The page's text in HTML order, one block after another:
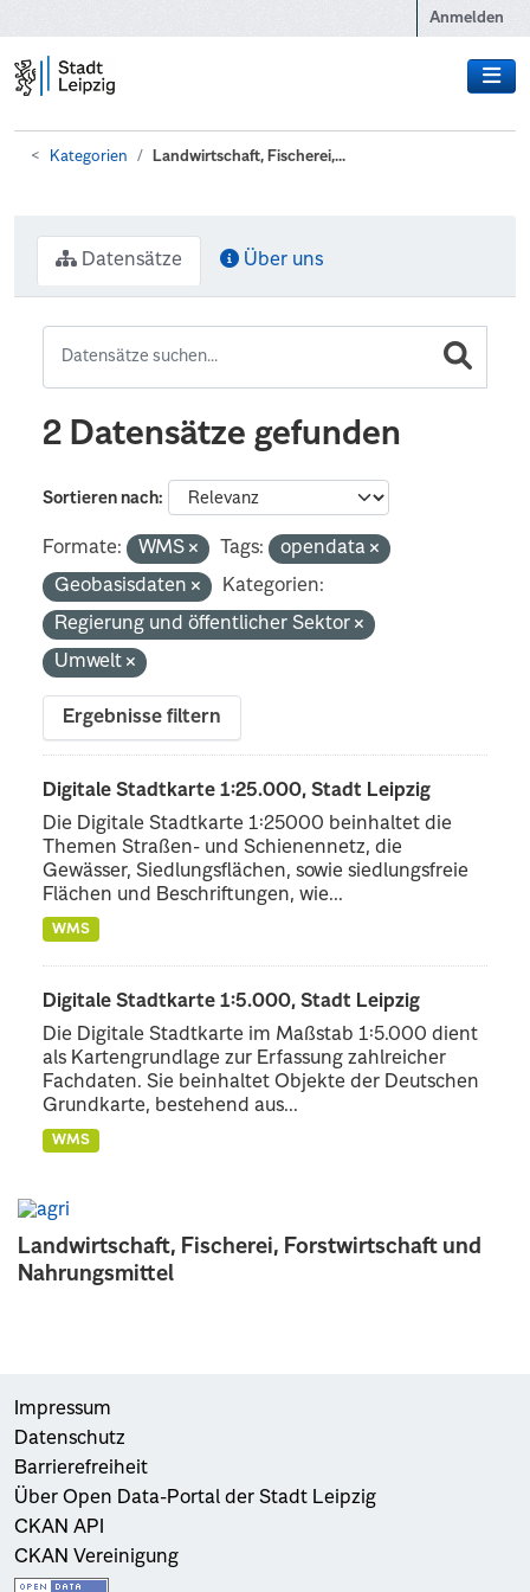
Anmelden
Kategorien Landwirtschaft, Fischerei,...
Landwirtschaft, Fischerei, Forstwirtschaft und
Nahrungsmittel
Datensätze Über uns
2 Datensätze gefunden
Sortieren nach
Formate: WMS Tags:
opendata
Geobasisdaten
Kategorien:
Regierung und öffentlicher Sektor
Umwelt
Ergebnisse filtern
Digitale Stadtkarte 1:25.000, Stadt Leipzig
Die Digitale Stadtkarte 1:25000 beinhaltet die
Themen Straßen- und Schienennetz, die
Gewässer, Siedlungsflächen, sowie siedlungsfreie
Flächen und Beschriftungen, wie...
WMS
Digitale Stadtkarte 1:5.000, Stadt Leipzig
Die Digitale Stadtkarte im Maßstab 1:5.000 dient
als Kartengrundlage zur Erfassung zahlreicher
Fachdaten. Sie beinhaltet Objekte der Deutschen
Grundkarte, bestehend aus...
WMS
Impressum
Datenschutz
Barrierefreiheit
Über Open Data-Portal der Stadt Leipzig
CKAN API
CKAN Vereinigung